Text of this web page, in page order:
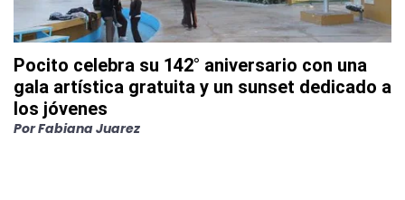
Pocito celebra su 142° aniversario con una
gala artística gratuita y un sunset dedicado a
los jóvenes
PorFabiana Juarez